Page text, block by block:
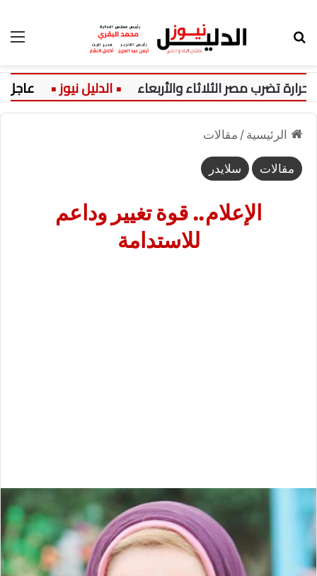
مصر الثلاثاء والأربعاء عاجل:
الرئيسية / مقالات
مقالات سلايدر
الإعلام.. قوة تغيير وداعم
للاستدامة